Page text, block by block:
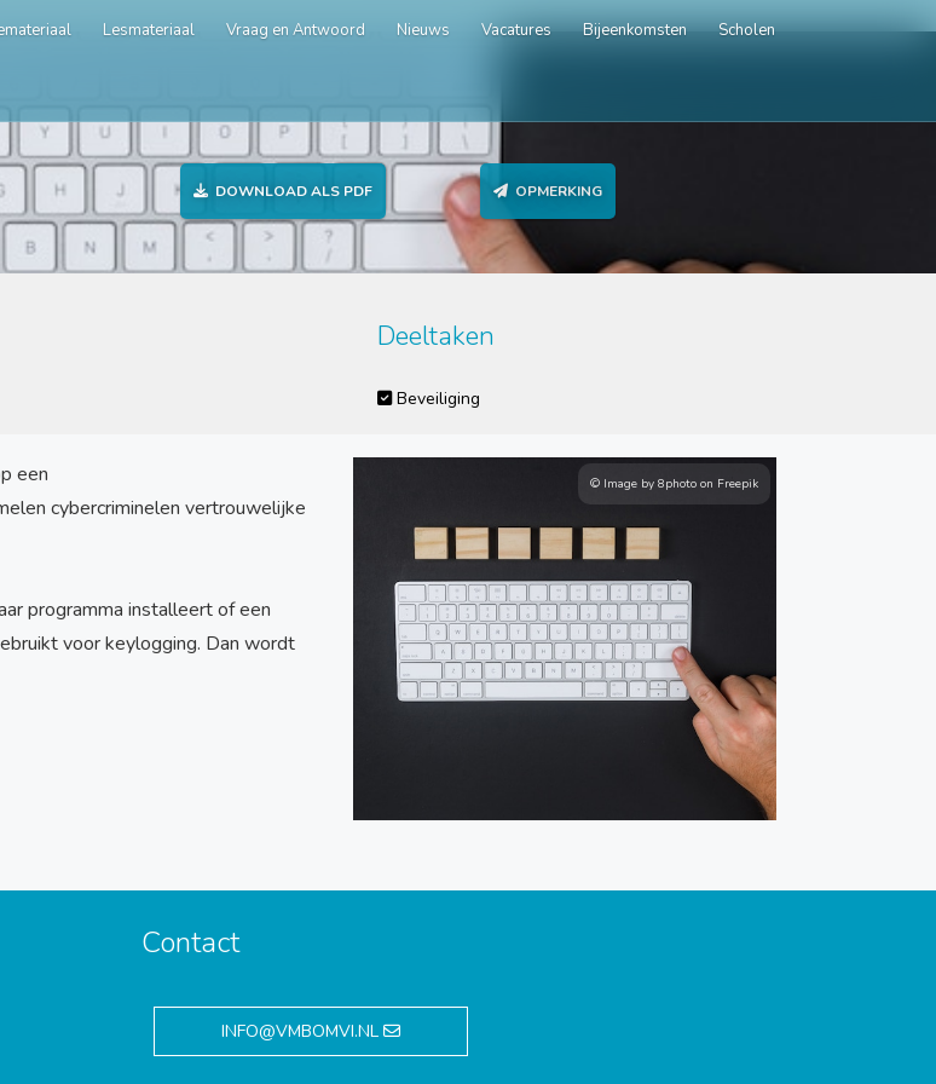
Lesmateriaal Vraag en Antwoord Nieuws Vacatures Bijeenkomsten Scholen
DOWNLOAD ALS PDF OPMERKING
Deeltaken
Beveiliging
een
cybercriminelen vertrouwelijke
programma installeert of een
voor keylogging. Dan wordt
© Image by 8photo on Freepik
Contact
INFO@VMBOMVI.NL